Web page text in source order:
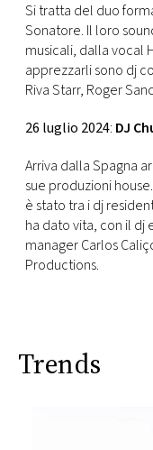
Si tratta del duo
Sonatore. Il loro
musicali, dalla vocal
apprezzarli sono dj
Riva Starr, Roger
26 luglio 2024: DJ
Arriva dalla Spagna
sue produzioni
è stato tra i dj
ha dato vita, con il dj
manager Carlos
Productions.
Trends